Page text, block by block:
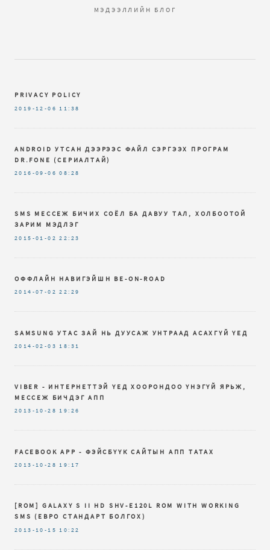
МЭДЭЭЛЛИЙН БЛОГ
PRIVACY POLICY
2019-12-06 11:38
ANDROID УТСАН ДЭЭРЭЭС ФАЙЛ СЭРГЭЭХ ПРОГРАМ
DR.FОNЕ (СЕРИАЛТАЙ)
2016-09-06 08:28
SMS МЕССЕЖ БИЧИХ СОЁЛ БА ДАВУУ ТАЛ, ХОЛБООТОЙ
ЗАРИМ МЭДЛЭГ
2015-01-02 22:23
ОФФЛАЙН НАВИГЭЙШН BE-ON-ROAD
2014-07-02 22:29
SAMSUNG УТАС ЗАЙ НЬ ДУУСАЖ УНТРААД АСАХГҮЙ ҮЕД
2014-02-03 18:31
VIBER - ИНТЕРНЕТТЭЙ ҮЕД ХООРОНДОО ҮНЭГҮЙ ЯРЬЖ,
МЕССЕЖ БИЧДЭГ АПП
2013-10-28 19:26
FACEBOOK APP - ФЭЙСБҮҮК САЙТЫН АПП ТАТАХ
2013-10-28 19:17
[ROM] GALAXY S II HD SHV-E120L ROM WITH WORKING
SMS (ЕВРО СТАНДАРТ БОЛГОХ)
2013-10-15 10:22